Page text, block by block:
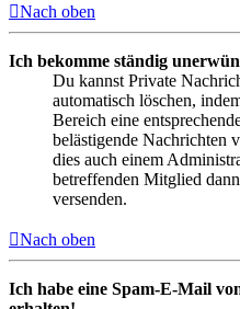
Nach oben
Ich bekomme ständig
Du kannst Private
automatisch löschen,
Bereich eine
belästigende Nachrichten
dies auch einem
betreffenden Mitglied
versenden.
Nach oben
Ich habe eine Spam-E-Mail